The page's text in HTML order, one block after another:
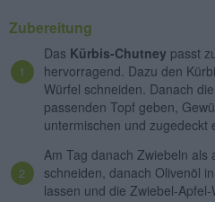
Zubereitung
Das Kürbis-Chutney passt
hervorragend. Dazu den
Würfel schneiden. Danach
passenden Topf geben,
untermischen und zugedeckt
Am Tag danach Zwiebeln als
schneiden, danach Olivenöl
lassen und die Zwiebel-